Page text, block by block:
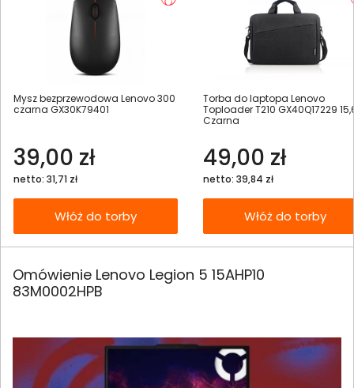
Mysz bezprzewodowa Lenovo 300
czarna GX30K79401
39,00 zł
netto: 31,71 zł
Włóż do torby
Torba do laptopa Lenovo
Toploader T210 GX40Q17229
Czarna
49,00 zł
netto: 39,84 zł
Włóż do torby
Omówienie Lenovo Legion 5 15AHP10
83M0002HPB